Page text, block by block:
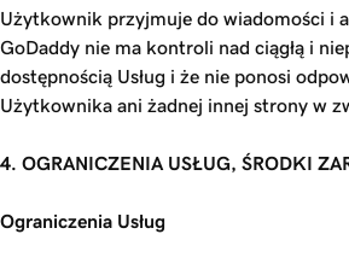
Użytkownik przyjmuje do wiadomości i
GoDaddy nie ma kontroli nad ciągłą i
dostępnością Usług i że nie ponosi
Użytkownika ani żadnej innej strony w
4. OGRANICZENIA USŁUG, ŚRODKI
Ograniczenia Usług